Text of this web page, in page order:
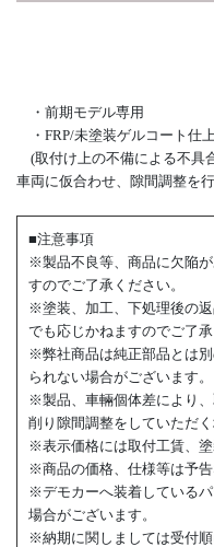
・前期モデル専用
・FRP/未塗装ゲルコート仕
(取付け上の不備による不具
車両に仮合わせ、隙間調整を
■注意事項
※製品不良等、商品に欠陥
すのでご了承ください。
※塗装、加工、下処理後の
でも応じかねますのでご了承
※弊社商品は純正部品とは
られない場合がございます。
※製品、車輛個体差により
削り隙間調整をしていただく
※表示価格には取付工賃、塗
※商品の価格、仕様等は予告
※デモカーへ装着している
場合がございます。
※納期に関しましては受付